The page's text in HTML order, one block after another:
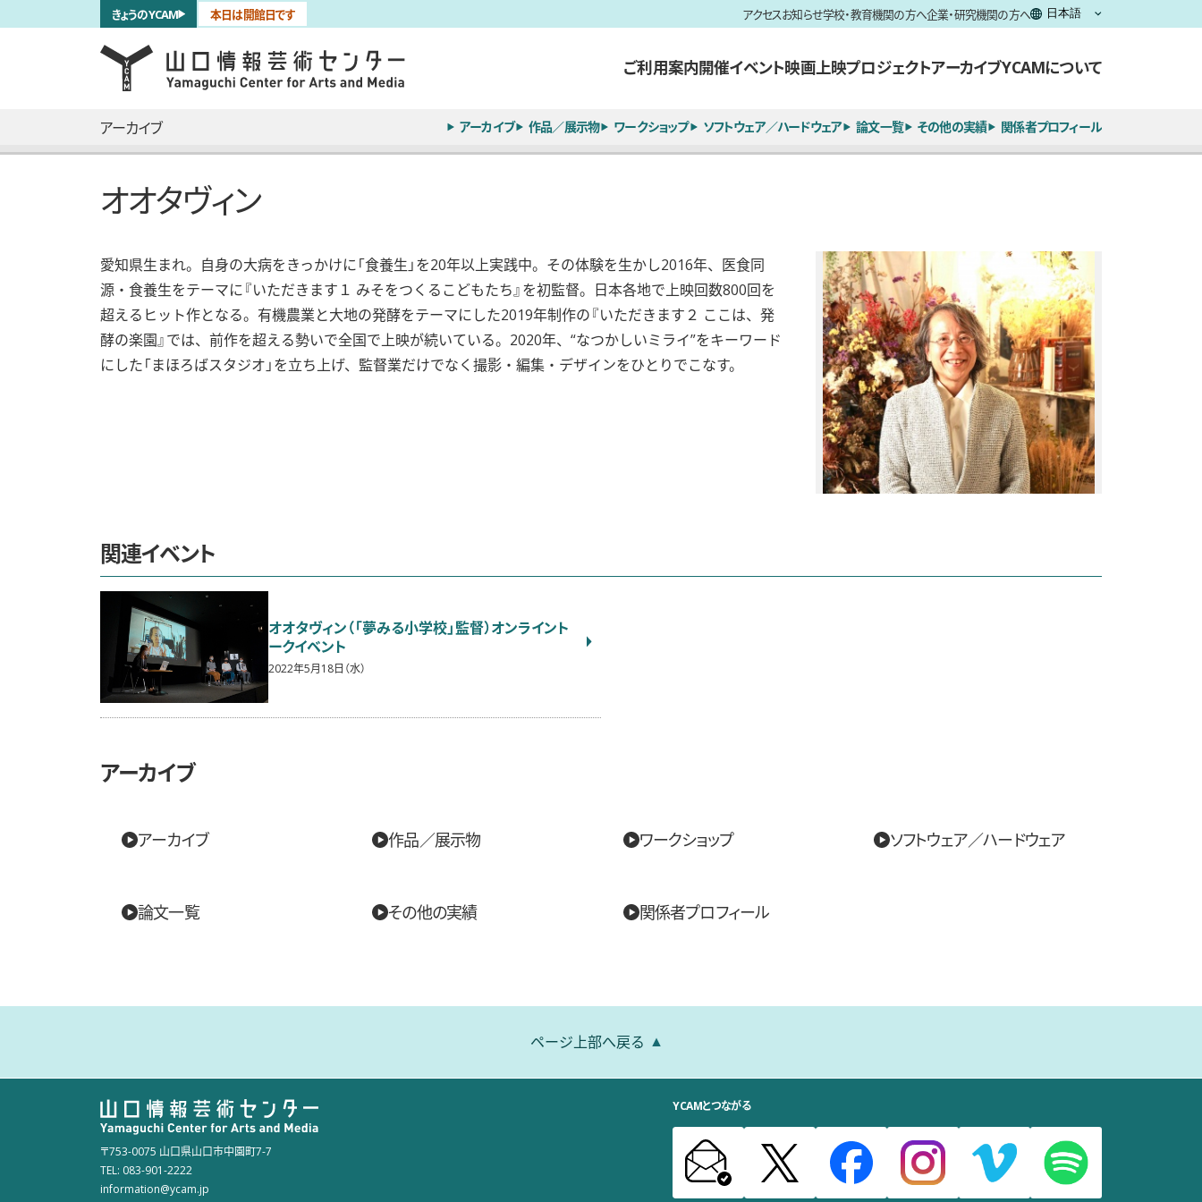
skip to main content 本日は開館日です
きょうのYCAM アクセスお知らせ学校・教育機関の方へ企業・研究機関の方へ
言語を切り替える
メインナビゲーション
ご利用案内開催イベント映画上映プロジェクトアーカイブYCAMについて
アーカイブ アーカイブ 作品／展示物 ワークショップ ソフトウェア／ハードウェア 論文一覧 その他の実績 関係者プロフィール
オオタヴィン
愛知県生まれ。自身の大病をきっかけに「食養生」を20年以上実践中。その体験を生かし2016年、医食同
源・食養生をテーマに『いただきます１ みそをつくるこどもたち』を初監督。日本各地で上映回数800回を
超えるヒット作となる。有機農業と大地の発酵をテーマにした2019年制作の『いただきます２ ここは、発
酵の楽園』では、前作を超える勢いで全国で上映が続いている。2020年、“なつかしいミライ”をキーワード
にした「まほろばスタジオ」を立ち上げ、監督業だけでなく撮影・編集・デザインをひとりでこなす。
関連イベント
オオタヴィン（「夢みる小学校」監督）オンライント
ークイベント
2022年5月18日（水）
アーカイブ
アーカイブ 作品／展示物 ワークショップ ソフトウェア／ハードウェア
論文一覧 その他の実績 関係者プロフィール
ページ上部へ戻る
〒753-0075 山口県山口市中園町7-7
TEL: 083-901-2222
information@ycam.jp
YCAMとつながる